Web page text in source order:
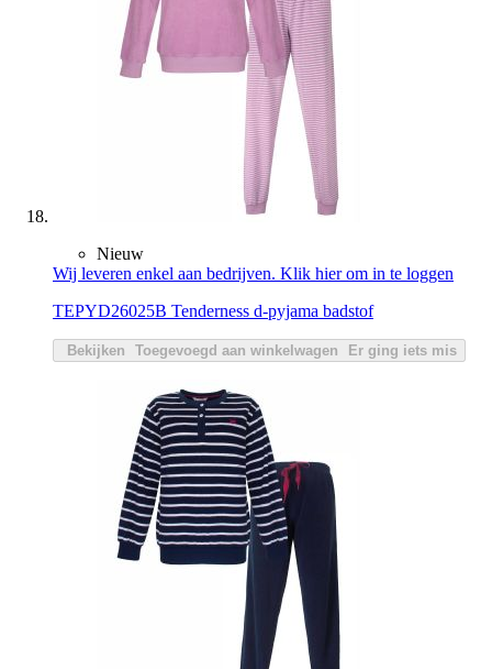
Nieuw
Wij leveren enkel aan bedrijven. Klik hier om in te loggen
TEPYD26025B Tenderness d-pyjama badstof
Bekijken Toegevoegd aan winkelwagen Er ging iets mis